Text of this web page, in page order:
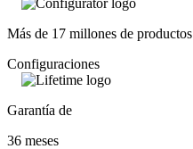
Más de 17 millones de productos
Configuraciones
Garantía de
36 meses